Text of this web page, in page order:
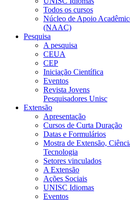
Todos os cursos
Núcleo de Apoio
(NAAC)
Pesquisa
A pesquisa
CEUA
CEP
Iniciação Científica
Eventos
Revista Jovens
Pesquisadores Unisc
Extensão
Apresentação
Cursos de Curta Duração
Datas e Formulários
Mostra de Extensão,
Tecnologia
Setores vinculados
A Extensão
Ações Sociais
UNISC Idiomas
Eventos